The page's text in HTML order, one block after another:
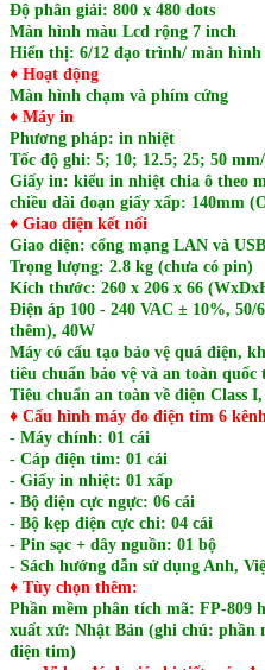
Độ phân giải: 800 x 480 dots
Màn hình màu Lcd rộng 7 inch
Hiển thị: 6/12 đạo trình/ màn hình
♦ Hoạt động
Màn hình chạm và phím cứng
♦ Máy in
Phương pháp: in nhiệt
Tốc độ ghi: 5; 10; 12.5; 25; 50
Giấy in: kiểu in nhiệt chia ô theo
chiều dài đoạn giấy xấp: 140mm
♦ Giao diện kết nối
Giao diện: cổng mạng LAN và USB
Trọng lượng: 2.8 kg (chưa có pin)
Kích thước: 260 x 206 x 66
Điện áp 100 - 240 VAC ± 10%, 50/
thêm), 40W
Máy có cấu tạo bảo vệ quá điện,
tiêu chuẩn bảo vệ và an toàn quốc
Tiêu chuẩn an toàn về điện Class
♦ Cấu hình máy đo điện tim 6
- Máy chính: 01 cái
- Cáp điện tim: 01 cái
- Giấy in nhiệt: 01 xấp
- Bộ điện cực ngực: 06 cái
- Bộ kẹp điện cực chi: 04 cái
- Pin sạc + dây nguồn: 01 bộ
- Sách hướng dẫn sử dụng Anh,
♦ Tùy chọn thêm:
Phần mềm phân tích mã: FP-809
xuất xứ: Nhật Bản (ghi chú: phần
điện tim)